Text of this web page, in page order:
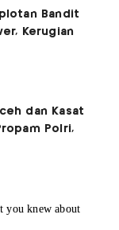
Bandit
Kerugian
dan Kasat
Polri,